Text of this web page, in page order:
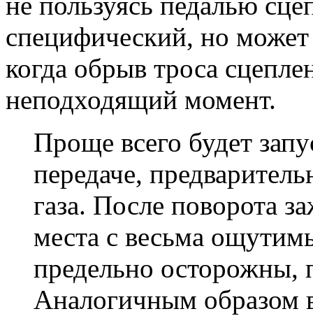
специфический, но
когда обрыв троса
неподходящий момент.
Проще всего будет
передаче,
газа. После поворота
места с весьма
предельно осторожны,
Аналогичным образом